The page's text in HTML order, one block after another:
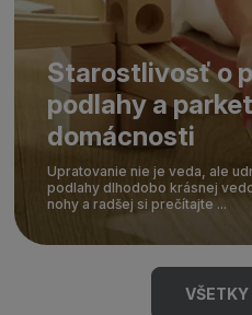
Starostlivosť o
podlahy a
domácnosti
Upratovanie nie je veda, ale
podlahy dlhodobo krásnej
nohy a radšej si prečítajte ...
VŠETKY